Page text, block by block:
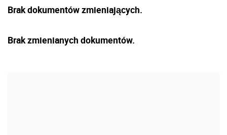
Brak dokumentów zmieniających.
Brak zmienianych dokumentów.